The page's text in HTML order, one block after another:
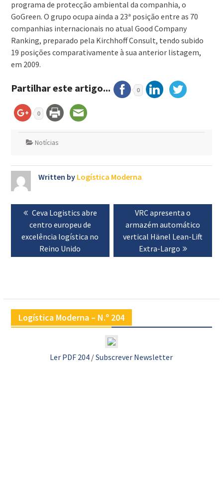
programa de protecção ambiental da companhia, o
GoGreen. O grupo ocupa ainda a 23ª posição entre as 70
companhias internacionais no atual Good Company
Ranking, preparado pela Kirchhoff Consult, tendo subido
19 posições comparativamente à sua anterior listagem,
em 2009.
Partilhar este artigo... 0
0
Notícias
Written by Logística Moderna
Navegação
artigos
Previous
post:
Ceva Logistics abre
centro europeu de
excelência logística no
Reino Unido
Next
post:
VRC apresenta o
armazém automático
vertical Hänel Lean-Lift
Extra-Largo
Logística Moderna – N.º 204
Ler PDF 204 /Subscrever Newsletter